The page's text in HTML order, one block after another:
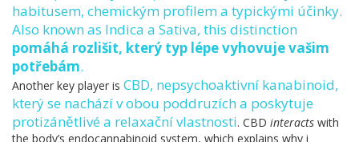
habitusem, chemickým profilem a typickými účinky.
Also known as Indica a Sativa, this distinction
pomáhá rozlišit, který typ lépe vyhovuje vašim
potřebám.
Another key player is CBD, nepsychoaktivní kanabinoid,
který se nachází v obou poddruzích a poskytuje
protizánětlivé a relaxační vlastnosti. CBD interacts with
the body’s endocannabinoid system, which explains why i